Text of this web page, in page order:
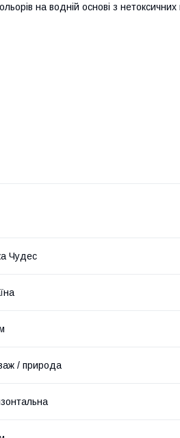
на водній основі з нетоксичних
Чудес
/ природа